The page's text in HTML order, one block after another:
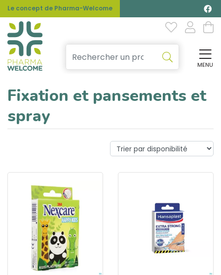
Le concept de Pharma-Welcome
MENU
Fixation et pansements et
spray